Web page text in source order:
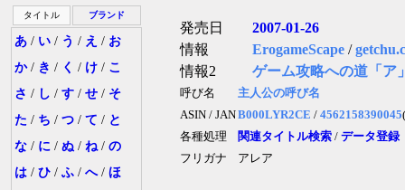
タイトル ブランド
あ / い / う / え / お
か/ き / く / け / こ
さ / し / す / せ / そ
た / ち / つ / て / と
な / に / ぬ / ね / の
は / ひ / ふ / へ/ ほ
発売日
2007-01-26
情報
ErogameScape /
情報2
ゲーム攻略への道「ア
呼び名
主人公の呼び名
ASIN / JANB000LYR2CE / 4562158390045
各種処理
関連タイトル検索 / データ登録
フリガナ
アレア